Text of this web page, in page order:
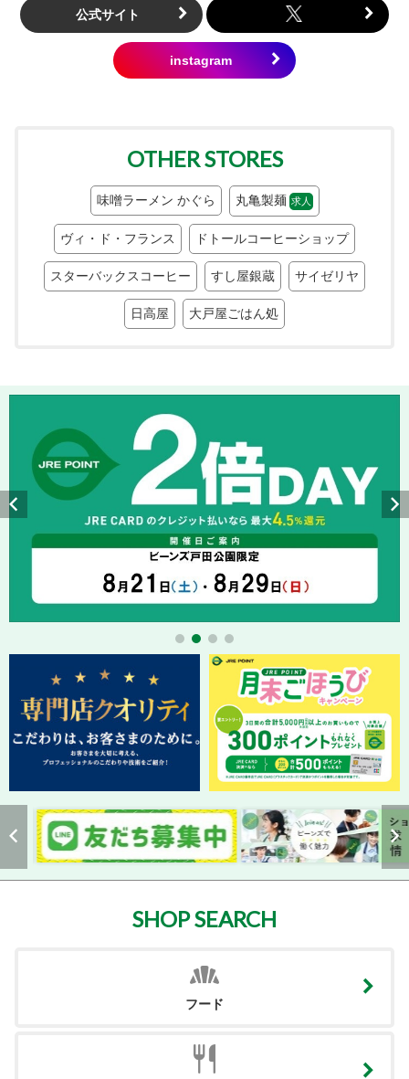
公式サイト
OTHER STORES
味噌ラーメン かぐら 丸亀製麺 求人
ヴィ・ド・フランス ドトールコーヒーショップ
スターバックスコーヒー すし屋銀蔵 サイゼリヤ
日高屋 大戸屋ごはん処
SHOP SEARCH
フード